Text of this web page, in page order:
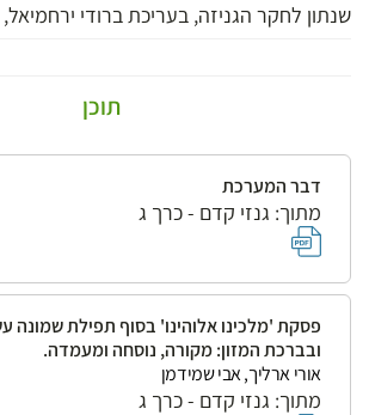
שנתון לחקר הגניזה, בעריכת ברודי ירחמיאל,
תוכן
דבר המערכת
מתוך: גנזי קדם - כרך ג
פסקת 'מלכינו אלוהינו' בסוף תפילת שמונה
ובברכת המזון: מקורה, נוסחה ומעמדה.
אורי ארליך, אבי שמידמן
מתוך: גנזי קדם - כרך ג